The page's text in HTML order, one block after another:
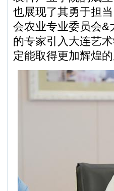
也展现了其勇于担
会农业专业委员会&
的专家引入大连艺
定能取得更加辉煌的